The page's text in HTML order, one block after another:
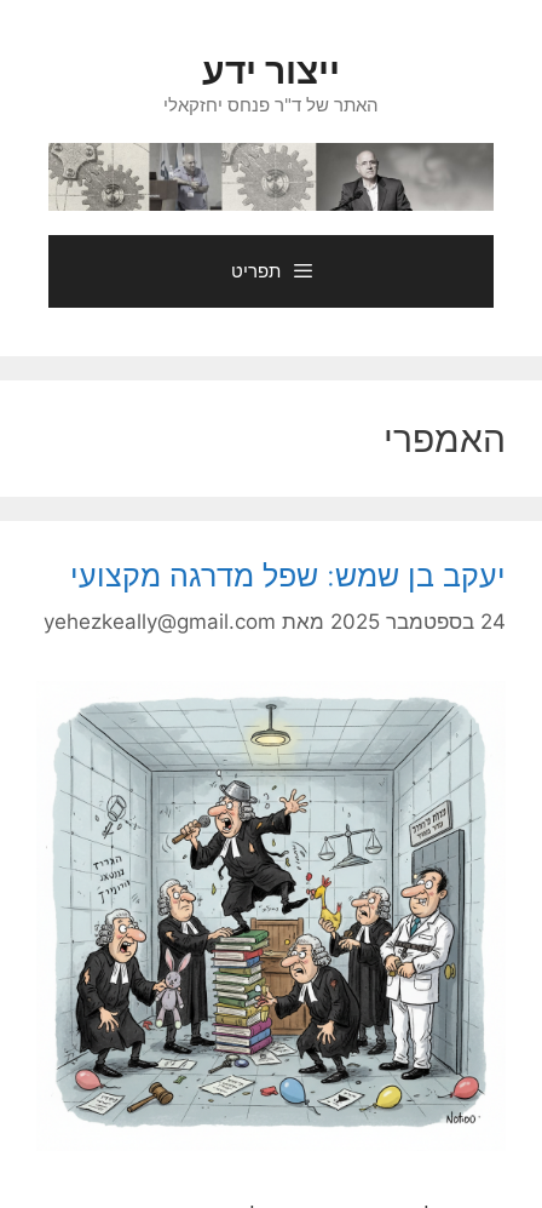
ייצור ידע
האתר של ד"ר פנחס יחזקאלי
תפריט
האמפרי
יעקב בן שמש: שפל מדרגה מקצועי
24 בספטמבר 2025 מאת yehezkeally@gmail.com